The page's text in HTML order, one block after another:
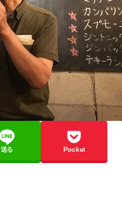
送る Pocket